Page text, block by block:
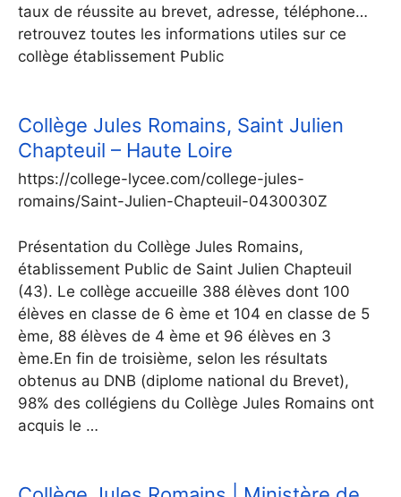
taux de réussite au brevet, adresse, téléphone…
retrouvez toutes les informations utiles sur ce
collège établissement Public
Collège Jules Romains, Saint Julien
Chapteuil – Haute Loire
https://college-lycee.com/college-jules-
romains/Saint-Julien-Chapteuil-0430030Z
Présentation du Collège Jules Romains,
établissement Public de Saint Julien Chapteuil
(43). Le collège accueille 388 élèves dont 100
élèves en classe de 6 ème et 104 en classe de 5
ème, 88 élèves de 4 ème et 96 élèves en 3
ème.En fin de troisième, selon les résultats
obtenus au DNB (diplome national du Brevet),
98% des collégiens du Collège Jules Romains ont
acquis le …